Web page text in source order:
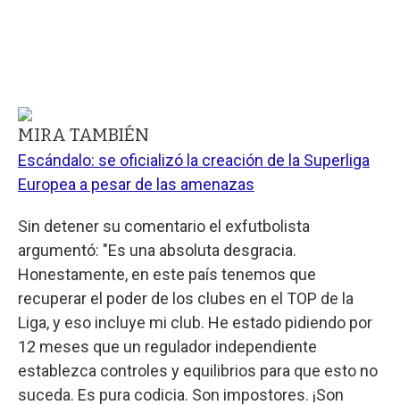
MIRA TAMBIÉN
Escándalo: se oficializó la creación de la Superliga
Europea a pesar de las amenazas
Sin detener su comentario el exfutbolista
argumentó: "Es una absoluta desgracia.
Honestamente, en este país tenemos que
recuperar el poder de los clubes en el TOP de la
Liga, y eso incluye mi club. He estado pidiendo por
12 meses que un regulador independiente
establezca controles y equilibrios para que esto no
suceda. Es pura codicia. Son impostores. ¡Son